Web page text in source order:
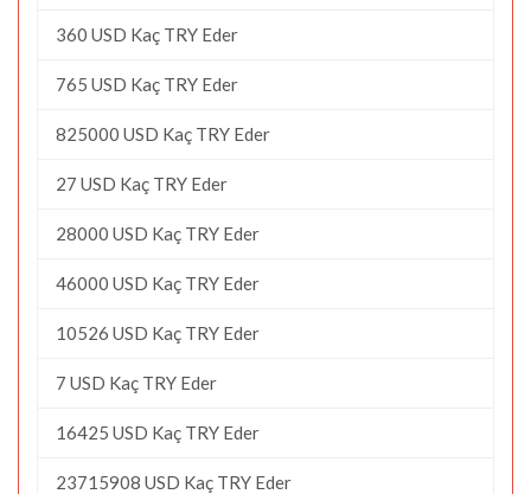
360 USD Kaç TRY Eder
765 USD Kaç TRY Eder
825000 USD Kaç TRY Eder
27 USD Kaç TRY Eder
28000 USD Kaç TRY Eder
46000 USD Kaç TRY Eder
10526 USD Kaç TRY Eder
7 USD Kaç TRY Eder
16425 USD Kaç TRY Eder
23715908 USD Kaç TRY Eder